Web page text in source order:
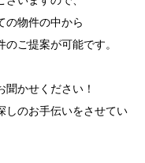
の物件の中から
ご提案が可能です。
かせください！
しのお手伝いをさせてい